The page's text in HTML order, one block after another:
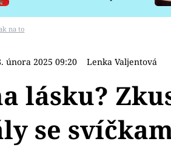
na to
února 2025 09:20 Lenka Valjentová
lásku?
se